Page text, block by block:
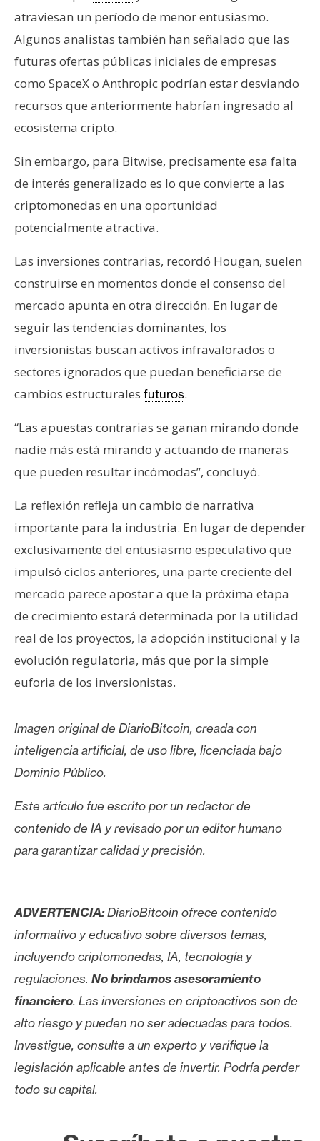
atraviesan un período de menor entusiasmo.
Algunos analistas también han señalado que las
futuras ofertas públicas iniciales de empresas
como SpaceX o Anthropic podrían estar desviando
recursos que anteriormente habrían ingresado al
ecosistema cripto.
Sin embargo, para Bitwise, precisamente esa falta
de interés generalizado es lo que convierte a las
criptomonedas en una oportunidad
potencialmente atractiva.
Las inversiones contrarias, recordó Hougan, suelen
construirse en momentos donde el consenso del
mercado apunta en otra dirección. En lugar de
seguir las tendencias dominantes, los
inversionistas buscan activos infravalorados o
sectores ignorados que puedan beneficiarse de
cambios estructurales futuros.
“Las apuestas contrarias se ganan mirando donde
nadie más está mirando y actuando de maneras
que pueden resultar incómodas”, concluyó.
La reflexión refleja un cambio de narrativa
importante para la industria. En lugar de depender
exclusivamente del entusiasmo especulativo que
impulsó ciclos anteriores, una parte creciente del
mercado parece apostar a que la próxima etapa
de crecimiento estará determinada por la utilidad
real de los proyectos, la adopción institucional y la
evolución regulatoria, más que por la simple
euforia de los inversionistas.
Imagen original de DiarioBitcoin, creada con
inteligencia artificial, de uso libre, licenciada bajo
Dominio Público.
Este artículo fue escrito por un redactor de
contenido de IA y revisado por un editor humano
para garantizar calidad y precisión.
ADVERTENCIA:DiarioBitcoin ofrece contenido
informativo y educativo sobre diversos temas,
incluyendo criptomonedas, IA, tecnología y
regulaciones. No brindamos asesoramiento
financiero. Las inversiones en criptoactivos son de
alto riesgo y pueden no ser adecuadas para todos.
Investigue, consulte a un experto y verifique la
legislación aplicable antes de invertir. Podría perder
todo su capital.